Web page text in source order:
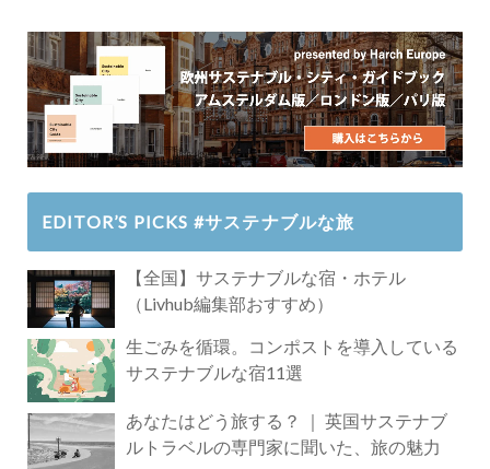
EDITOR’S PICKS #サステナブルな旅
【全国】サステナブルな宿・ホテル
（Livhub編集部おすすめ）
生ごみを循環。コンポストを導入している
サステナブルな宿11選
あなたはどう旅する？ ｜ 英国サステナブ
ルトラベルの専門家に聞いた、旅の魅力